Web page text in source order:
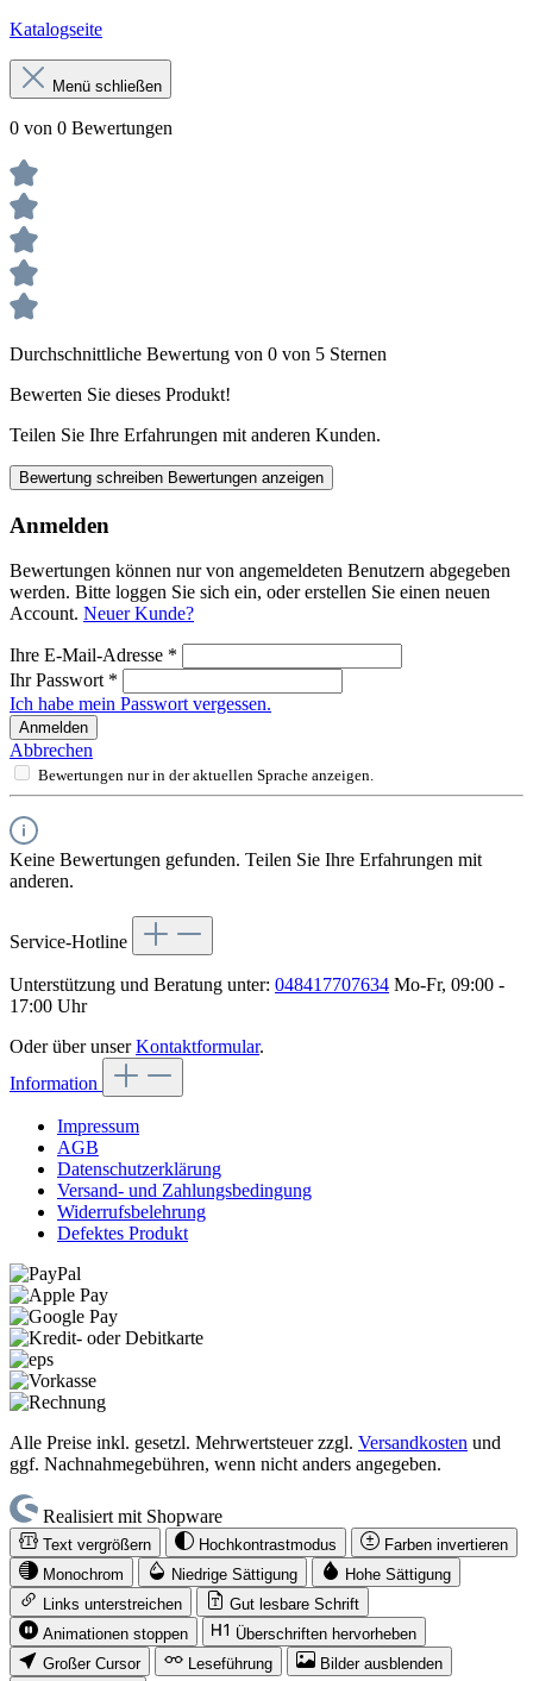
Katalogseite
Menü schließen
0 von 0 Bewertungen
Durchschnittliche Bewertung von 0 von 5 Sternen
Bewerten Sie dieses Produkt!
Teilen Sie Ihre Erfahrungen mit anderen Kunden.
Bewertung schreiben Bewertungen anzeigen
Anmelden
Bewertungen können nur von angemeldeten Benutzern abgegeben
werden. Bitte loggen Sie sich ein, oder erstellen Sie einen neuen
Account. Neuer Kunde?
Ihre E-Mail-Adresse *
Ihr Passwort *
Ich habe mein Passwort vergessen.
Anmelden
Abbrechen
Bewertungen nur in der aktuellen Sprache anzeigen.
Keine Bewertungen gefunden. Teilen Sie Ihre Erfahrungen mit
anderen.
Service-Hotline
Unterstützung und Beratung unter: 048417707634 Mo-Fr, 09:00 -
17:00 Uhr
Oder über unserKontaktformular.
Information
Impressum
AGB
Datenschutzerklärung
Versand- und Zahlungsbedingung
Widerrufsbelehrung
Defektes Produkt
Alle Preise inkl. gesetzl. Mehrwertsteuer zzgl. Versandkosten und
ggf. Nachnahmegebühren, wenn nicht anders angegeben.
Realisiert mit Shopware
Text vergrößern Hochkontrastmodus
Farben invertieren
Monochrom
Niedrige Sättigung
Hohe Sättigung
Links unterstreichen
Gut lesbare Schrift
Animationen stoppen
Überschriften hervorheben
Großer Cursor
Leseführung Bilder ausblenden